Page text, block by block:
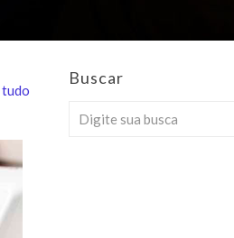
Buscar